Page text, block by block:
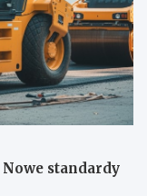
standardy